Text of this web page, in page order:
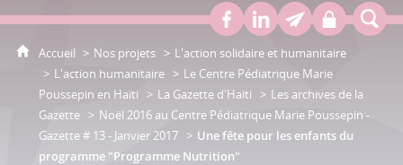
Accueil Nos projets
L'action solidaire et humanitaire
L'action humanitaire
Le Centre Pédiatrique Marie
Poussepin en Haïti
La Gazette d'Haïti
Les archives de la
Gazette
Noël 2016 au Centre Pédiatrique Marie Poussepin -
Gazette # 13 - Janvier 2017
Une fête pour les enfants du
programme "Programme Nutrition"